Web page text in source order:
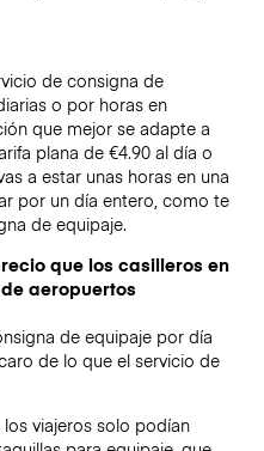
de consigna de
o por horas en
que mejor se adapte a
plana de €4.90 al día o
a estar unas horas en una
por un día entero, como te
de equipaje.
que los casilleros en
aeropuertos
de equipaje por día
de lo que el servicio de
viajeros solo podían